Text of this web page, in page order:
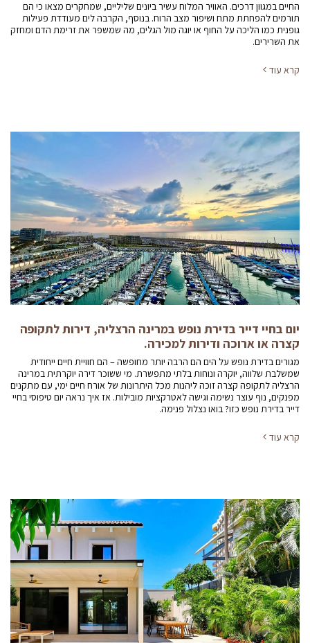
החיים במגוון דרכים. האוויר המלוח עשיר ביונים שליליים, שמחקרים מצאו כי הם
תורמים להפחתת מתח ושיפור מצב הרוח. בנוסף, הקרבה לים מעודדת פעילות
גופנית כמו הליכה על החוף או יוגה מול הגלים, מה שמשפר את זרימת הדם ומחזק
את השרירים.
קרא עוד
יום בחיי דייר בדירת נופש במרינה הרצליה, דירות לתקופה
קצרה או ארוכה ודירות למכירה.
מגורים בדירת נופש על הים הם הרבה יותר מחופשה – הם חוויית חיים ייחודית
שמשלבת שלווה, יוקרה ונוחות בלתי מתפשרת. מי ששוכר דירה יוקרתית במרינה
הרצליה לתקופה קצרה זוכה ליהנות מכל היתרונות של אורח חיים ימי, עם מתקנים
מפנקים, נוף עוצר נשימה וגישה לאטרקציות מובילות. אז איך נראה יום טיפוסי בחיי
דייר בדירת נופש כזו? בואו נצלול פנימה.
קרא עוד